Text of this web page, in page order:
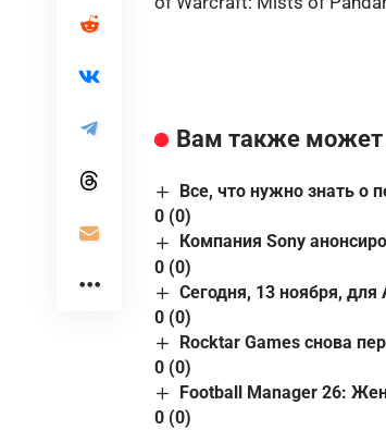
Вам также может
Все, что нужно знать о
0 (0)
Компания Sony
0 (0)
Сегодня, 13 ноября, для
0 (0)
Rocktar Games снова
0 (0)
Football Manager 26:
0 (0)